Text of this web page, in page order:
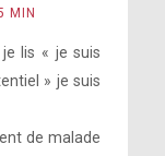
MIN
lis « je suis
» je suis
de malade